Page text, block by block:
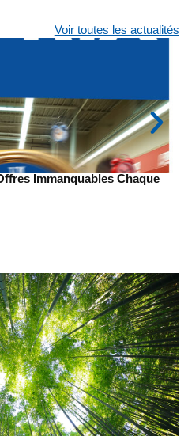
Voir toutes les actualités
Chaque
Fête de la